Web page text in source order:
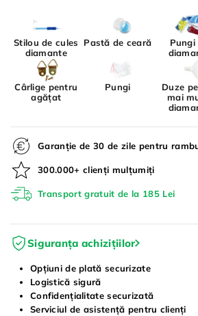
Stilou de cules
diamante
Pastă de ceară
Pungi
Cârlige pentru
agățat
Pungi
Duze
mai
Garanție de 30 de zile pentru
300.000+ clienți mulțumiți
Transport gratuit de la 185 Lei
Siguranța achizițiilor
Opțiuni de plată securizate
Logistică sigură
Confidențialitate securizată
Serviciul de asistență pentru clienți